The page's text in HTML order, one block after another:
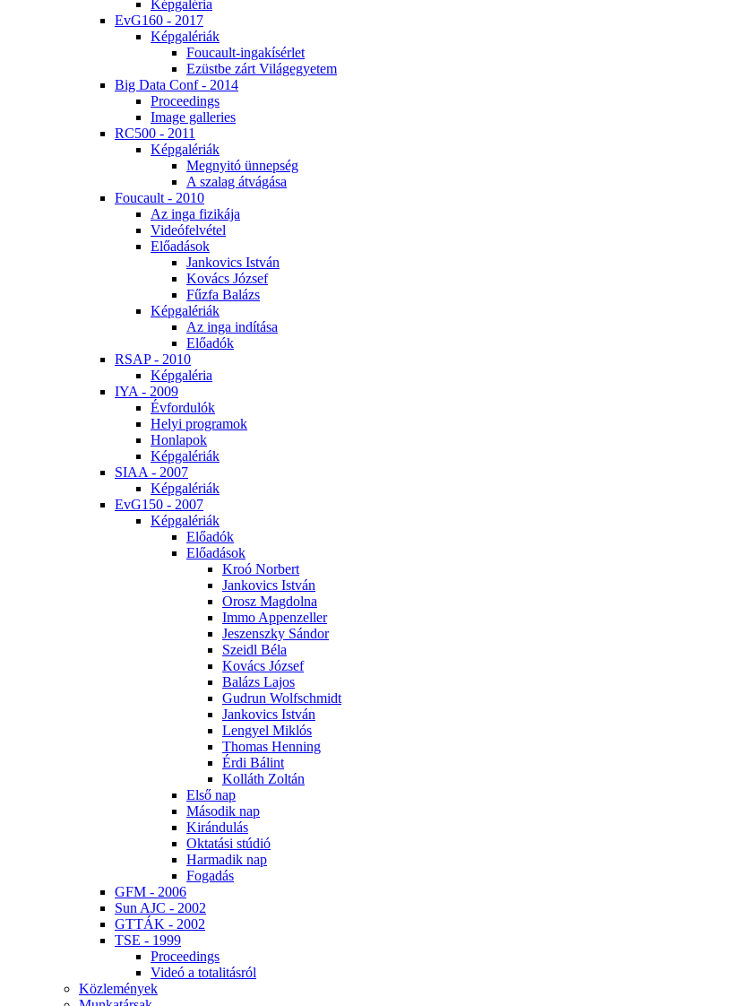
Kép­ga­lé­ria
EvG160 - 2017
Kép­ga­lé­ri­ák
Fo­u­ca­ult-in­ga­kí­sér­let
Ezüst­be zárt Vi­lág­egye­tem
Big Da­ta Conf - 2014
Pro­ce­e­dings
Image gal­le­ri­es
RC500 - 2011
Kép­ga­lé­ri­ák
Meg­nyi­tó ün­nep­ség
A sza­lag át­vá­gá­sa
Fo­u­ca­ult - 2010
Az in­ga fi­zi­ká­ja
Vi­de­ó­fel­vé­tel
Elő­adá­sok
Jan­ko­vics Ist­ván
Ko­vács Jó­zsef
Fűz­fa Ba­lázs
Kép­ga­lé­ri­ák
Az in­ga in­dí­tá­sa
Elő­adók
RSAP - 2010
Kép­ga­lé­ria
IYA - 2009
Év­for­du­lók
He­lyi prog­ra­mok
Hon­la­pok
Kép­ga­lé­ri­ák
SI­AA - 2007
Kép­ga­lé­ri­ák
EvG150 - 2007
Kép­ga­lé­ri­ák
Elő­adók
Elő­adá­sok
Kroó Nor­bert
Jan­ko­vics Ist­ván
Orosz Mag­dol­na
Im­mo Ap­pen­zel­ler
Je­szensz­ky Sán­dor
Szeidl Bé­la
Ko­vács Jó­zsef
Ba­lázs La­jos
Gud­run Wolfsch­midt
Jan­ko­vics Ist­ván
Len­gyel Mik­lós
Tho­mas Hen­ning
Ér­di Bá­lint
Kol­láth Zol­tán
El­ső nap
Má­so­dik nap
Ki­rán­du­lás
Ok­ta­tá­si stú­dió
Har­ma­dik nap
Fo­ga­dás
GFM - 2006
Sun AJC - 2002
GT­TÁK - 2002
TSE - 1999
Pro­ce­e­dings
Vi­deó a to­ta­li­tás­ról
Köz­le­mé­nyek